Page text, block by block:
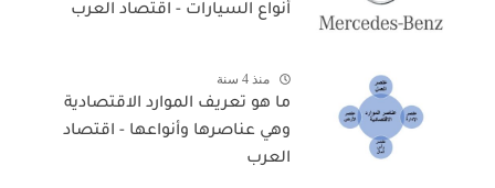
أنواع السيارات - اقتصاد العرب
منذ 4 سنة
ما هو تعريف الموارد الاقتصادية
وهي عناصرها وأنواعها - اقتصاد
العرب